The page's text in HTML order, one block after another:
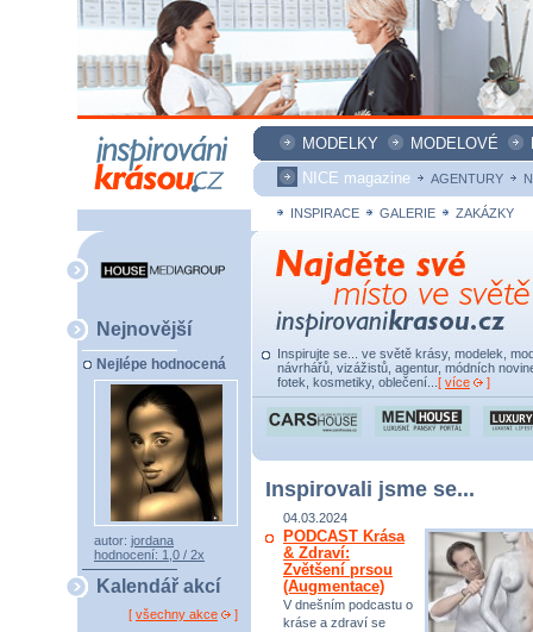
MODELKY MODELOVÉ
NICE magazine
AGENTURY
INSPIRACE GALERIE ZAKÁZKY
Nejnovější
Nejlépe hodnocená
autor: jordana
hodnocení: 1,0 / 2x
Kalendář akcí
[ všechny akce ]
Inspirujte se... ve světě krásy, modelek,
návrhářů, vizážistů, agentur, módních
fotek, kosmetiky, oblečení... [ více ]
Inspirovali jsme se...
04.03.2024
PODCAST Krása
& Zdraví:
Zvětšení prsou
(Augmentace)
V dnešním podcastu o
kráse a zdraví se